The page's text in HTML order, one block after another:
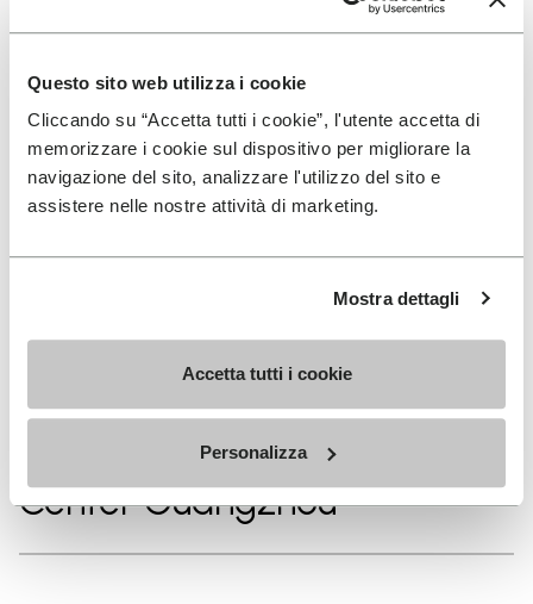
Questo sito web utilizza i cookie
Cliccando su “Accetta tutti i cookie”, l'utente accetta di
memorizzare i cookie sul dispositivo per migliorare la
navigazione del sito, analizzare l'utilizzo del sito e
assistere nelle nostre attività di marketing.
Mostra dettagli
Accetta tutti i cookie
Personalizza
SITES EN ASIE
Tokyo
Shanghai Connection Lab
Vibram Technological
Center Guangzhou